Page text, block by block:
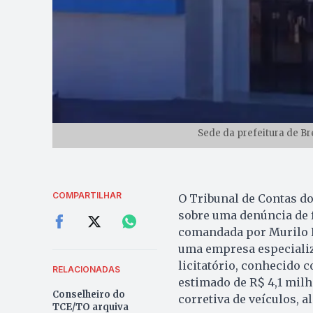
Sede da prefeitura de
COMPARTILHAR
RELACIONADAS
Conselheiro do
TCE/TO arquiva
O Tribunal de Contas
sobre uma denúncia
comandada por Murilo
uma empresa
licitatório, conhecido
estimado de R$ 4,1
corretiva de veículos,